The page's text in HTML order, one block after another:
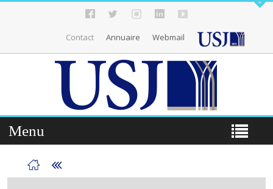
Contact Annuaire Webmail
Menu